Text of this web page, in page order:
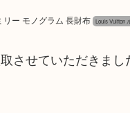
ー モノグラム 長財布 Louis Vuitton
させていただきまし